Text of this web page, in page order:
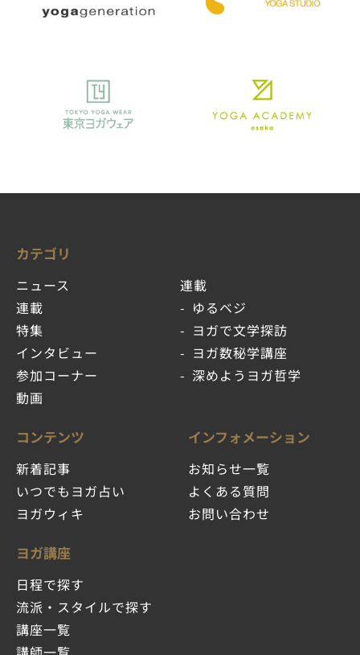
カテゴリ
ニュース
連載
特集
インタビュー
参加コーナー
動画
連載
ゆるベジ
ヨガで文学探訪
ヨガ数秘学講座
深めようヨガ哲学
コンテンツ
新着記事
いつでもヨガ占い
ヨガウィキ
ヨガ講座
日程で探す
流派・スタイルで探す
講座一覧
インフォメーション
お知らせ一覧
よくある質問
お問い合わせ